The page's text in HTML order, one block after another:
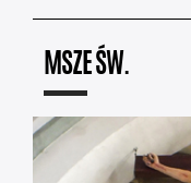
MSZE ŚW.